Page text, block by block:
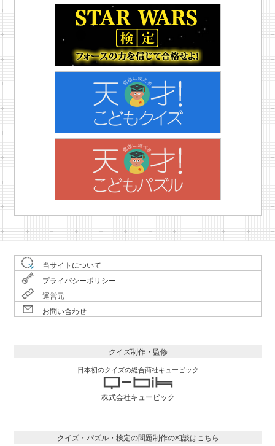
当サイトについて
プライバシーポリシー
運営元
お問い合わせ
クイズ制作・監修
日本初のクイズの総合商社キュービック
株式会社キュービック
クイズ・パズル・検定の問題制作の相談はこちら